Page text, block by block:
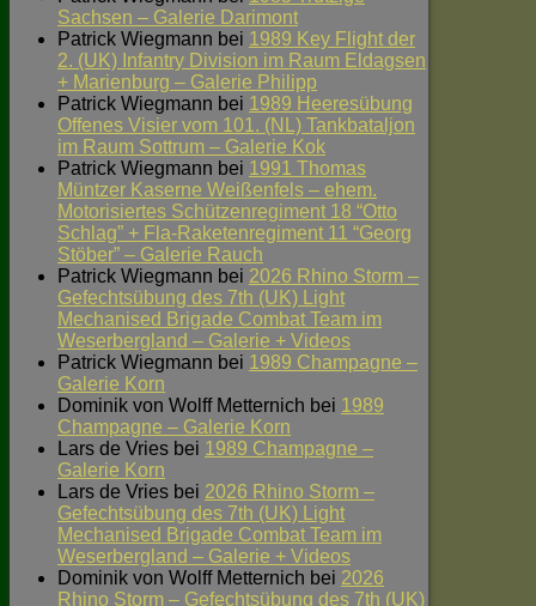
Sachsen – Galerie Darimont
Patrick Wiegmann bei 1989 Key Flight der
2. (UK) Infantry Division im Raum Eldagsen
+ Marienburg – Galerie Philipp
Patrick Wiegmann bei 1989 Heeresübung
Offenes Visier vom 101. (NL) Tankbataljon
im Raum Sottrum – Galerie Kok
Patrick Wiegmann bei 1991 Thomas
Müntzer Kaserne Weißenfels – ehem.
Motorisiertes Schützenregiment 18 “Otto
Schlag” + Fla-Raketenregiment 11 “Georg
Stöber” – Galerie Rauch
Patrick Wiegmann bei 2026 Rhino Storm –
Gefechtsübung des 7th (UK) Light
Mechanised Brigade Combat Team im
Weserbergland – Galerie + Videos
Patrick Wiegmann bei 1989 Champagne –
Galerie Korn
Dominik von Wolff Metternich bei 1989
Champagne – Galerie Korn
Lars de Vries bei 1989 Champagne –
Galerie Korn
Lars de Vries bei 2026 Rhino Storm –
Gefechtsübung des 7th (UK) Light
Mechanised Brigade Combat Team im
Weserbergland – Galerie + Videos
Dominik von Wolff Metternich bei 2026
Rhino Storm – Gefechtsübung des 7th (UK)